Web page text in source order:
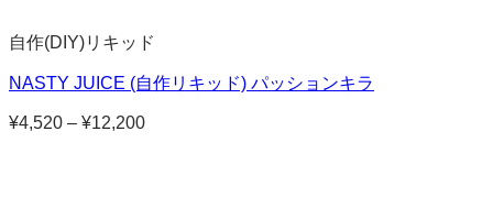
自作(DIY)リキッド
NASTY JUICE (自作リキッド) パッションキラ
¥4,520 – ¥12,200価